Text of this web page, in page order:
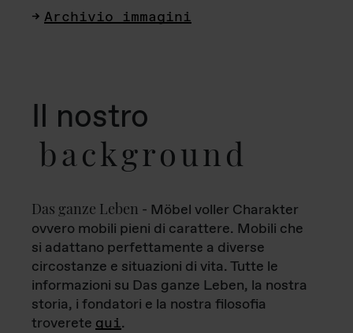
Archivio immagini
Il nostro
background
Das ganze Leben - Möbel voller Charakter
ovvero mobili pieni di carattere. Mobili che
si adattano perfettamente a diverse
circostanze e situazioni di vita. Tutte le
informazioni su Das ganze Leben, la nostra
storia, i fondatori e la nostra filosofia
troverete qui.